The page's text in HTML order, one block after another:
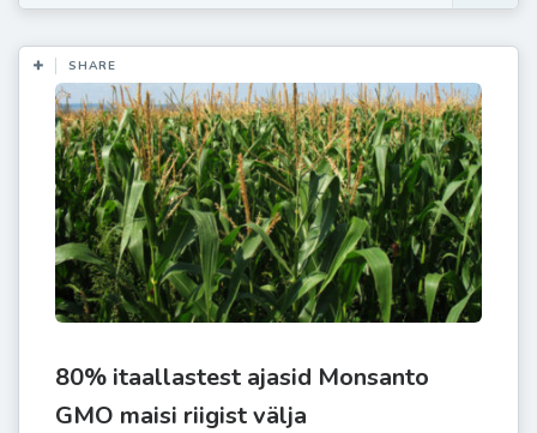
SHARE
80% itaallastest ajasid Monsanto
GMO maisi riigist välja